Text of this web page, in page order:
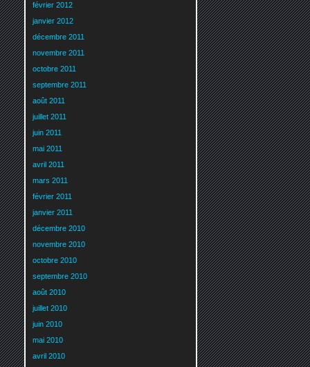
février 2012
janvier 2012
décembre 2011
novembre 2011
octobre 2011
septembre 2011
août 2011
juillet 2011
juin 2011
mai 2011
avril 2011
mars 2011
février 2011
janvier 2011
décembre 2010
novembre 2010
octobre 2010
septembre 2010
août 2010
juillet 2010
juin 2010
mai 2010
avril 2010